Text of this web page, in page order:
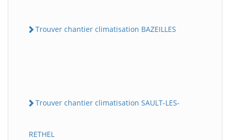
Trouver chantier climatisation BAZEILLES
Trouver chantier climatisation SAULT-LES-
RETHEL